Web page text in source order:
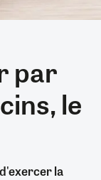
par
le
la